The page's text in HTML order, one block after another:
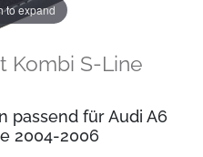
to expand
Kombi S-Line
passend für Audi A6
2004-2006